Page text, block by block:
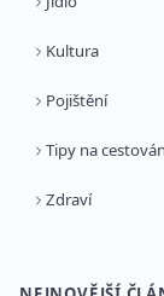
Kultura
Pojištění
Tipy na
Zdraví